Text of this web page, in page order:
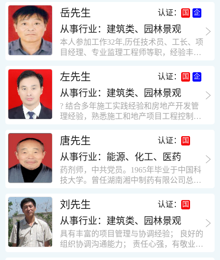
思想积极上进，接受能力和独立能力强，
有很强的团队精神和集体荣誉感。做事认
真负责，有很强的责任心。秉承山大扎
实、厚重的学风。为人正直、诚信、稳
重。有强烈的上进心、事业心。有很强的
工作学习认真踏实，能够吃苦耐劳，责任
心强。 性格外向、开朗，有良好的人
际关系和一定的组织能力。做事认真负
责、积极肯干。我有信心在今后的工作岗
位上发挥自己的才能!积极的人生观，在我
的字典中没有“放弃”，始终坚信只要努力
快掌握一种新事物的能力。我的格言：也
许我不是最好的，但我会做得更好。知识
面广泛，头脑灵活，思维开阔敏捷，极富
创新精神。
岳先生 认证：
从事行业：建筑类、园林景观
本人参加工作32年,历任技术员、工长、项
目经理、专业监理工程师等职，经验丰
计，工程经济技术分析，能适应建筑行业
各种岗位，组织协调能力强，技术全面，
适用工地管理． 本人1978年高中毕业，同
年参加工作，至今已在建筑行业工作了30
年。从1978年进入本县建筑公司学徒开始
目经理、专业监理工程师等职。 管理过许
多各种结构的工业及民用建筑。1984年至
1986年就职于新疆乌鲁木齐铁路局劳动服
务公司建筑三工区任技术员。参于管理的
项目有：职工居乐部游艺楼，4000平方，
砖混结构。职工电教楼，8000平方，框架
方。1987至1981988年爱聘于郑州市荥阳
第二建筑公司，任郑州市天然气公司基地
建设项目施工员。该项目有15层办公楼及
裙楼一栋8000平方。框架结构。住宅楼4
栋16000平方，6层砖混结构。1989年至19
左先生 认证：
从事行业：建筑类、园林景观
? 结合多年施工实践经验和房地产开发管
理经验，熟悉施工和地产项目工程控制要
意识，丰富的经营理念和管理手段，能独
立处理各种工程技术问题；具有较强的沟
通协调能力和组织管理能力； ? 近十多年
的房地产方面工作经验，现任职江苏雨润
农产品集团南昌公司副总经理兼工程总工
识，能够合理高效的做好企业内部管理和
人员结构调整；具有大型工程及房地产公
司管理经验，以及公关的能力和商务谈判
能力。 ? 自认为是个有良好职业道德、有
责任心、有敬业精神，能承受巨大工作压
力的职业经理人！……
唐先生 认证：
从事行业：能源、化工、医药
药剂师，中共党员。1965年毕业于中国科
技大学。曾任湖南湘中制药有限公司总工
员、理事。高级工程师，执业药师，中国
药学会高级会员。享受国务院津贴专家。
丙戊酸镁缓释片及其制备工艺国家发明专
利人。
刘先生 认证：
从事行业：建筑类、园林景观
具有丰富的项目管理与协调经验； 良好的
组织协调沟通能力； 责任心强，有敬业创